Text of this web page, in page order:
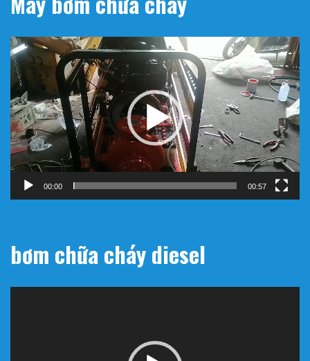
Trình
chơi
Video
00:00 00:57
bơm chữa cháy diesel